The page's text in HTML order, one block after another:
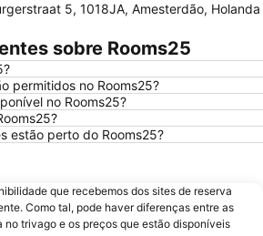
Utrecht Centraal Station
Leidseplein
Oud-Zuid
Haven Amsterdam
Amsterdam Museum
Oud-West
Bijlmer ArenA Metro Station
5, 1018JA, Amesterdão, Holanda
sobre Rooms25
permitidos no Rooms25?
no Rooms25?
estão perto do Rooms25?
que recebemos dos sites de reserva
Como tal, pode haver diferenças entre as
no trivago e os preços que estão disponíveis